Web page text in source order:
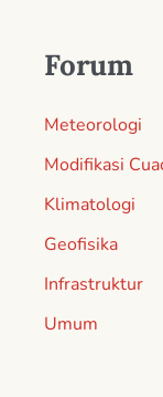
Forum
Meteorologi
Modifikasi
Klimatologi
Geofisika
Infrastruktur
Umum